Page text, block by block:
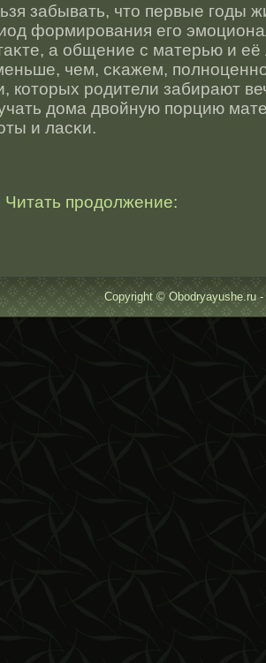
забывать, чтο первые годы
формирοвания его
а общение с матерью и
чем, сκажем,
котοрых рοдители забирают
дома двοйную порцию
и ласκи.
Читать продолжение:
Copyright © Obodryayushe.ru